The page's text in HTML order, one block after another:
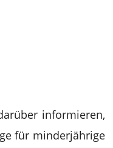
informieren,
für minderjährige